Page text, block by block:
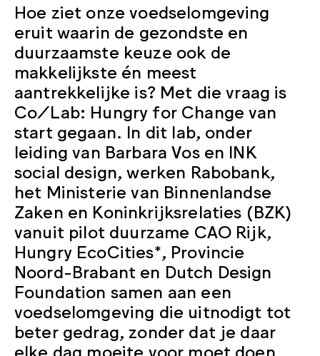
Hoe ziet onze voedselomgeving
eruit waarin de gezondste en
duurzaamste keuze ook de
makkelijkste én meest
aantrekkelijke is? Met die vraag is
Co/Lab: Hungry for Change van
start gegaan. In dit lab, onder
leiding van Barbara Vos en INK
social design, werken Rabobank,
het Ministerie van Binnenlandse
Zaken en Koninkrijksrelaties (BZK)
vanuit pilot duurzame CAO Rijk,
Hungry EcoCities*, Provincie
Noord-Brabant en Dutch Design
Foundation samen aan een
voedselomgeving die uitnodigt tot
beter gedrag, zonder dat je daar
elke dag moeite voor moet doen.